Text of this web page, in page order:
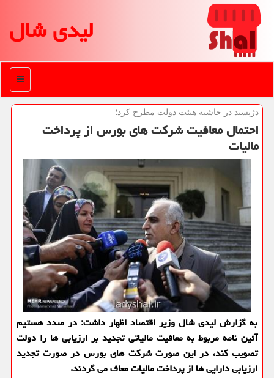
لیدی شال
منو
دژپسند در حاشیه هیئت دولت مطرح كرد؛
احتمال معافیت شركت های بورس از پرداخت
مالیات
به گزارش لیدی شال وزیر اقتصاد اظهار داشت: در صدد هستیم
آئین نامه مربوط به معافیت مالیاتی تجدید بر ارزیابی ها را دولت
تصویب كند، در این صورت شركت های بورس در صورت تجدید
ارزیابی دارایی ها از پرداخت مالیات معاف می گردند.